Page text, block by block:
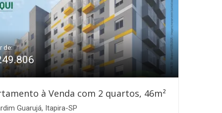
de:
à Venda com 2 quartos, 46m²
Guarujá, Itapira-SP